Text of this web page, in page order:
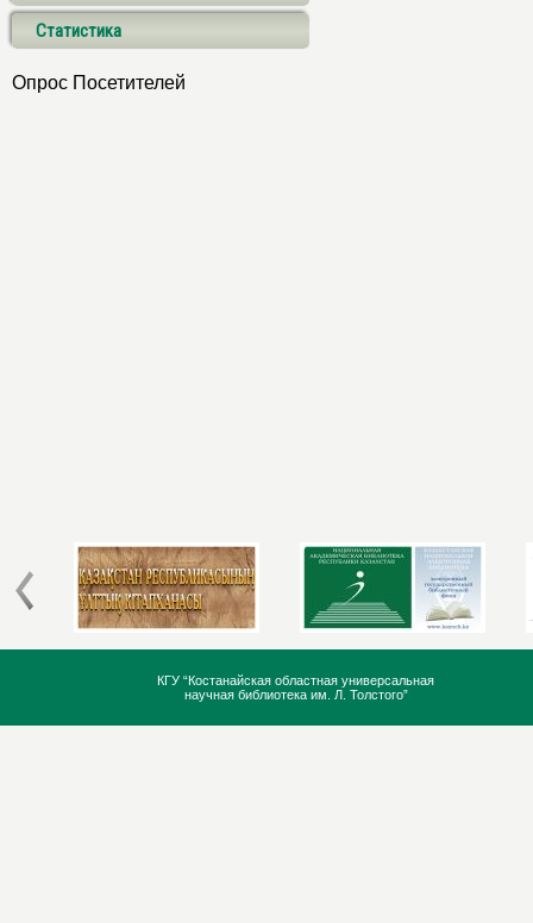
Статистика
Опрос Посетителей
КГУ “Костанайская областная универсальная
научная библиотека им. Л. Толстого”